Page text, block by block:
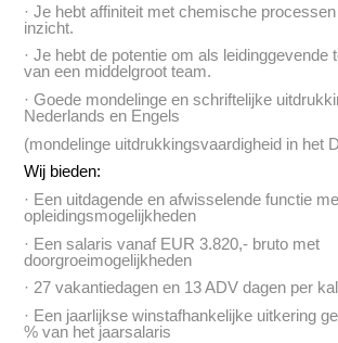
· Je hebt affiniteit met chemische
inzicht.
· Je hebt de potentie om als leidinggevende
van een middelgroot team.
· Goede mondelinge en schriftelijke
Nederlands en Engels
(mondelinge uitdrukkingsvaardigheid in het
Wij bieden:
· Een uitdagende en afwisselende functie
opleidingsmogelijkheden
· Een salaris vanaf EUR 3.820,- bruto met
doorgroeimogelijkheden
· 27 vakantiedagen en 13 ADV dagen per
· Een jaarlijkse winstafhankelijke uitkering
% van het jaarsalaris